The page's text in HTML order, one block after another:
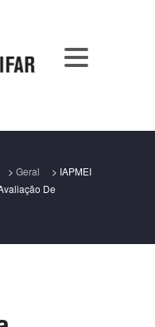
> Geral > IAPMEI
De